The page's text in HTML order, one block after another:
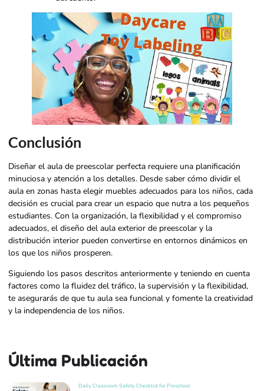
Conclusión
Diseñar el aula de preescolar perfecta requiere una planificación
minuciosa y atención a los detalles. Desde saber cómo dividir el
aula en zonas hasta elegir muebles adecuados para los niños, cada
decisión es crucial para crear un espacio que nutra a los pequeños
estudiantes. Con la organización, la flexibilidad y el compromiso
adecuados, el diseño del aula exterior de preescolar y la
distribución interior pueden convertirse en entornos dinámicos en
los que los niños prosperen.
Siguiendo los pasos descritos anteriormente y teniendo en cuenta
factores como la fluidez del tráfico, la supervisión y la flexibilidad,
te asegurarás de que tu aula sea funcional y fomente la creatividad
y la independencia de los niños.
Última Publicación
Daily Classroom Safety Checklist for Preschool